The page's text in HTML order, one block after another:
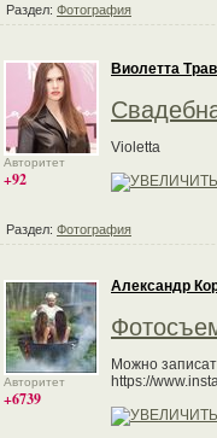
Раздел: Фотография
Авторитет
+92
Виолетта
Violetta
Раздел: Фотография
Авторитет
+6739
Александр
Можно
https://